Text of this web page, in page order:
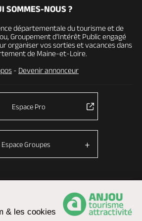
& les cookies
SOMMES-NOUS ?
départementale du tourisme et de
Groupement d’Intérêt Public engagé
organiser vos sorties et vacances dans
de Maine-et-Loire.
- Devenir annonceur
Espace Pro
Espace Groupes
Données personnelles-Cookies
Accessibilité : partiellement conforme